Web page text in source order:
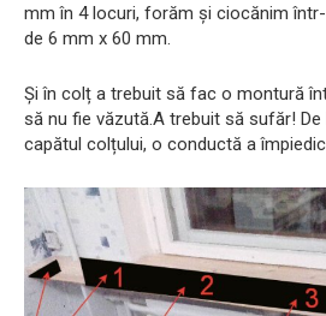
mm în 4 locuri, forăm și ciocănim
de 6 mm x 60 mm.
Și în colț a trebuit să fac o montură
să nu fie văzută.A trebuit să sufăr!
capătul colțului, o conductă a